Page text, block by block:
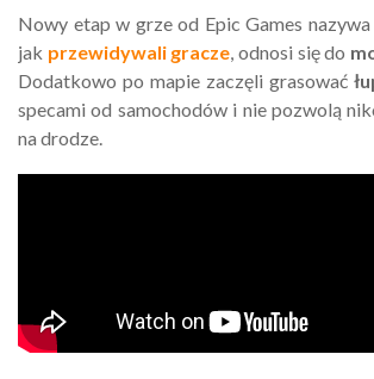
Nowy etap w grze od Epic Games nazywa
jak przewidywali gracze, odnosi się do
Dodatkowo po mapie zaczęli grasować
specami od samochodów i nie pozwolą
na drodze.